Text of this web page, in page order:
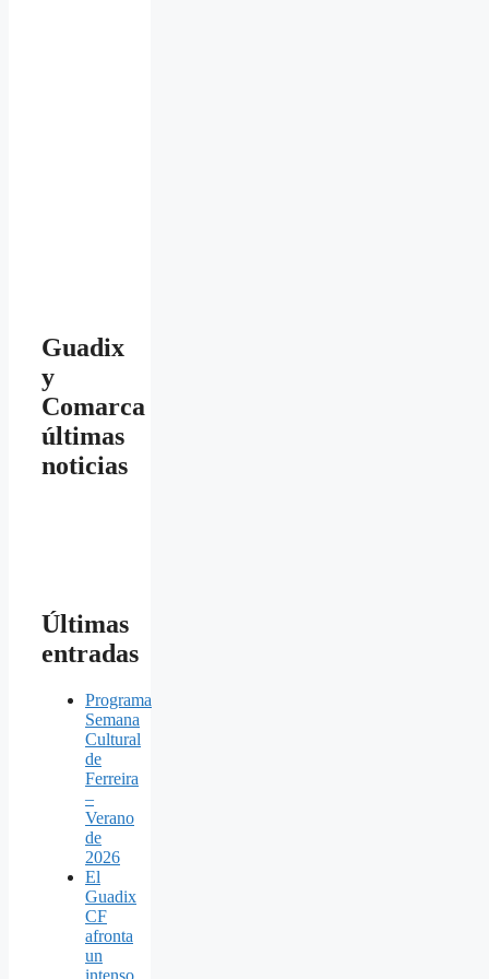
Guadix
y
Comarca
últimas
noticias
Últimas
entradas
Programa
Semana
Cultural
de
Ferreira
–
Verano
de
2026
El
Guadix
CF
afronta
un
intenso